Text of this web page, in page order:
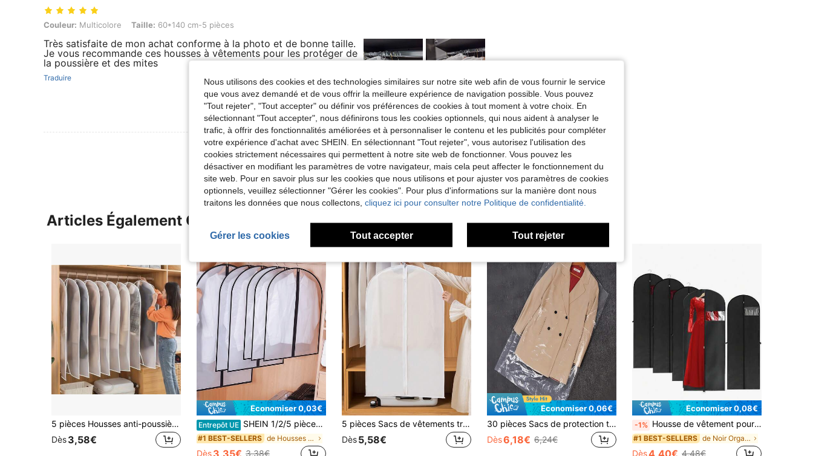
Couleur: Multicolore, Taille: 60*140 cm-5 pièces
Couleur: Multicolore Taille: 60*140 cm-5 pièces
Très satisfaite de mon achat conforme à la photo et de bonne taille.
Je vous recommande ces housses à vêtements pour les protéger de
la poussière et des mites
Traduire
Utile (0)
Voir Plus D'avis
Articles Également Consultés
5 pièces Housses anti-poussière transparentes lavables en PEVA de tailles multiples, sacs anti-poussière pour vestes de costume suspendues, rangement de placard anti-moisissure et anti-humidité, pour la protection et l'organisation des vêtements, protection des vêtements suspendus
Dès3,58€
Économiser 0,03€
Entrepôt UE SHEIN 1/2/5 pièces (4 tailles au choix) Housse de rangement pliable pour vêtements avec fermeture éclair étanche, sac de rangement pour vêtements étanche et anti-poussière pour costume, manteau et pardessus, organisateur de placard, housse de protection pour vêtements, décoration de chambre, décoration de maison
#1 BEST-SELLERS de Housses de vêtements
Dès3,35€ 3,38€
5 pièces Sacs de vêtements transparents et imperméables pour manteaux et costumes, housses de vêtements anti-poussière
Dès5,58€
Économiser 0,06€
30 pièces Sacs de protection transparents pour vêtements, organisateur de rangement pour chambre à coucher, convient pour T-shirts, pantalons, robes, chemisiers, combinaisons, hauts printemps/été
Dès6,18€ 6,24€
Économiser 0,08€
-1% Housse de vêtement pour robe de 70 pouces, housse anti-poussière de mariage, sac de protection pliable pour costume, pour ranger les robes, les costumes, les manteaux et les costumes de danse, plus adapté pour ranger les vêtements.
#1 BEST-SELLERS de Noir Organisateurs suspendus
Dès4,40€ 4,48€
Nous utilisons des cookies et des technologies similaires sur notre site web afin de vous fournir le service
que vous avez demandé et de vous offrir la meilleure expérience de navigation possible. Vous pouvez
"Tout rejeter", "Tout accepter" ou définir vos préférences de cookies à tout moment à votre choix. En
sélectionnant "Tout accepter", nous définirons tous les cookies optionnels, qui nous aident à analyser le
trafic, à offrir des fonctionnalités améliorées et à personnaliser le contenu et les publicités pour compléter
votre expérience d'achat avec SHEIN. En sélectionnant "Tout rejeter", vous autorisez l'utilisation des
cookies strictement nécessaires qui permettent à notre site web de fonctionner. Vous pouvez les
désactiver en modifiant les paramètres de votre navigateur, mais cela peut affecter le fonctionnement du
site web. Pour en savoir plus sur les cookies que nous utilisons et pour ajuster vos paramètres de cookies
optionnels, veuillez sélectionner "Gérer les cookies". Pour plus d'informations sur la manière dont nous
traitons les données que nous collectons, cliquez ici pour consulter notre Politique de confidentialité.
Gérer les cookies Tout accepter Tout rejeter